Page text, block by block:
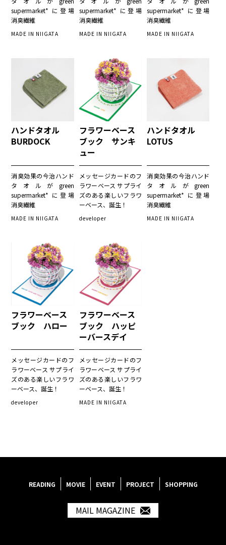
supermarket* に登場
消臭繊維
MADE IN NIIGATA
supermarket* に登場
消臭繊維
MADE IN NIIGATA
supermarket* に登場
消臭繊維
MADE IN NIIGATA
ハンドタオル
BURDOCK
消臭効果の今治ハンド
タオルがgreen
supermarket* に登場
消臭繊維
MADE IN NIIGATA
フラワーベース
ブック サンキ
ュー
メッセージカードのフ
ラワーベース サプライ
ズのある楽しいフラワ
ーベース、誕生！
developer
ハンドタオル
LOTUS
消臭効果の今治ハンド
タオルがgreen
supermarket* に登場
消臭繊維
MADE IN NIIGATA
フラワーベース
ブック ハロー
メッセージカードのフ
ラワーベース サプライ
ズのある楽しいフラワ
ーベース、誕生！
developer
フラワーベース
ブック ハッピ
ーバースデイ
メッセージカードのフ
ラワーベース サプライ
ズのある楽しいフラワ
ーベース、誕生！
MADE IN NIIGATA
READING MOVIE EVENT PROJECT SHOPPING
MAIL MAGAZINE